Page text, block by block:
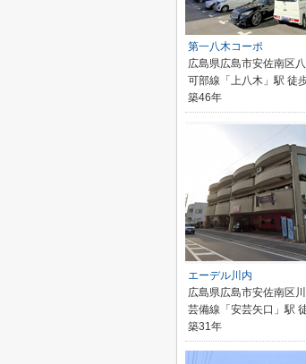
第一八木コーポ
広島県広島市安佐南区
可部線「上八木」駅 徒
築46年
エーデル川内
広島県広島市安佐南区
芸備線「安芸矢口」駅
築31年